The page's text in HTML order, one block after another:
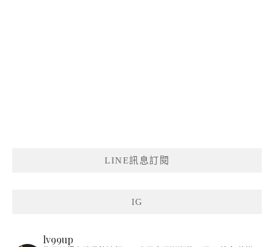
LINE訊息訂閱
IG
lv99up